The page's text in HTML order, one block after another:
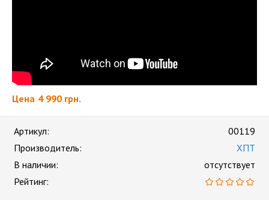
Цена 4 990 грн.
Артикул:
00119
Производитель:
ХПТ
В наличии:
отсутствует
Рейтинг: